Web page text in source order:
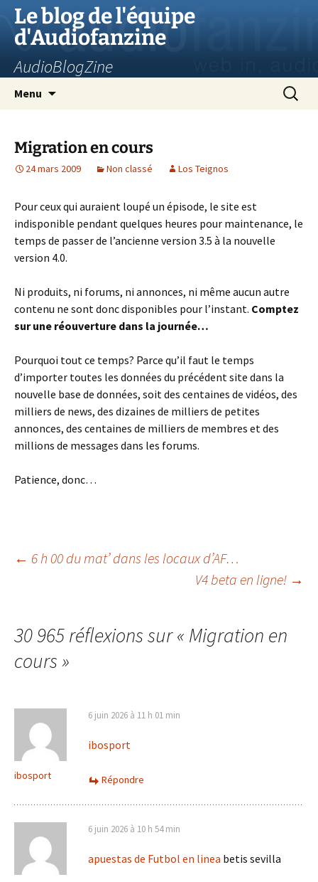
Aller
contenu
Le blog de l'équipe
d'Audiofanzine
AudioBlogZine
Menu
Migration en cours
24 mars 2009 Non classé Los Teignos
Pour ceux qui auraient loupé un épisode, le site est
indisponible pendant quelques heures pour maintenance, le
temps de passer de l’ancienne version 3.5 à la nouvelle
version 4.0.
Ni produits, ni forums, ni annonces, ni même aucun autre
contenu ne sont donc disponibles pour l’instant. Comptez
sur une réouverture dans la journée…
Pourquoi tout ce temps? Parce qu’il faut le temps
d’importer toutes les données du précédent site dans la
nouvelle base de données, soit des centaines de vidéos, des
milliers de news, des dizaines de milliers de petites
annonces, des centaines de milliers de membres et des
millions de messages dans les forums.
Patience, donc…
Navigation
articles
← 6 h 00 du mat’ dans les locaux d’AF…
V4 beta en ligne! →
30 965 réflexions sur « Migration en
cours»
ibosport
6 juin 2026 à 11 h 01 min
ibosport
Répondre
6 juin 2026 à 10 h 54 min
apuestas de Futbol en linea betis sevilla